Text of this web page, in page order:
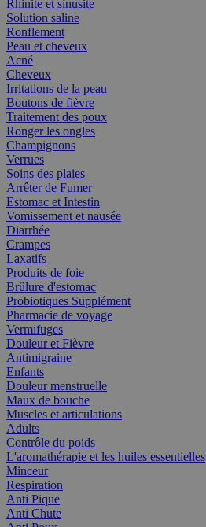
Rhinite et sinusite
Solution saline
Ronflement
Peau et cheveux
Acné
Cheveux
Irritations de la peau
Boutons de fièvre
Traitement des poux
Ronger les ongles
Champignons
Verrues
Soins des plaies
Arrêter de Fumer
Estomac et Intestin
Vomissement et nausée
Diarrhée
Crampes
Laxatifs
Produits de foie
Brûlure d'estomac
Probiotiques Supplément
Pharmacie de voyage
Vermifuges
Douleur et Fièvre
Antimigraine
Enfants
Douleur menstruelle
Maux de bouche
Muscles et articulations
Adults
Contrôle du poids
L'aromathérapie et les huiles essentielles
Minceur
Respiration
Anti Pique
Anti Chute